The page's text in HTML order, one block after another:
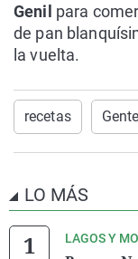
Genil para
de pan
la vuelta.
recetas
LO MÁS
LAGOS Y